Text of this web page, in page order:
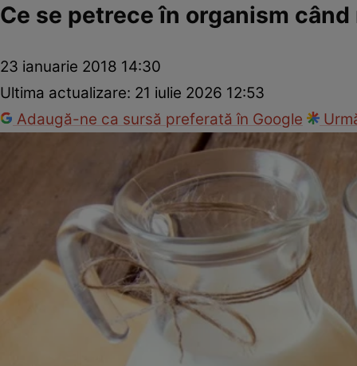
Ce se petrece în organism
23 ianuarie 2018 14:30
Ultima actualizare: 21 iulie 2026 12:53
Adaugă-ne ca sursă preferată în Google